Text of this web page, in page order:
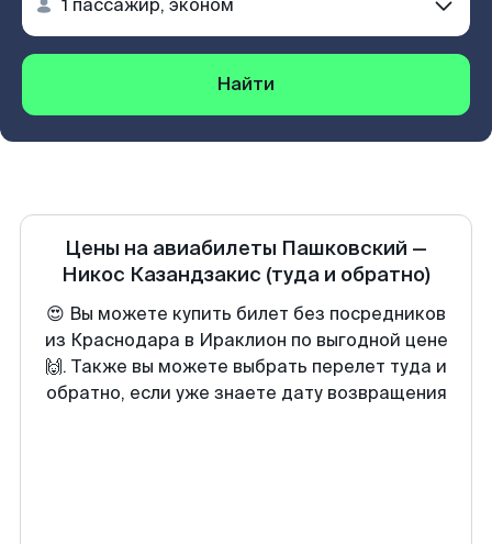
Найти
Цены на авиабилеты Пашковский —
Никос Казандзакис (туда и обратно)
😍 Вы можете купить билет без посредников
из Краснодара в Ираклион по выгодной цене
🙌. Также вы можете выбрать перелет туда и
обратно, если уже знаете дату возвращения